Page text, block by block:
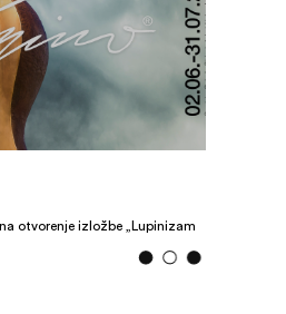
otvorenje izložbe „Lupinizam